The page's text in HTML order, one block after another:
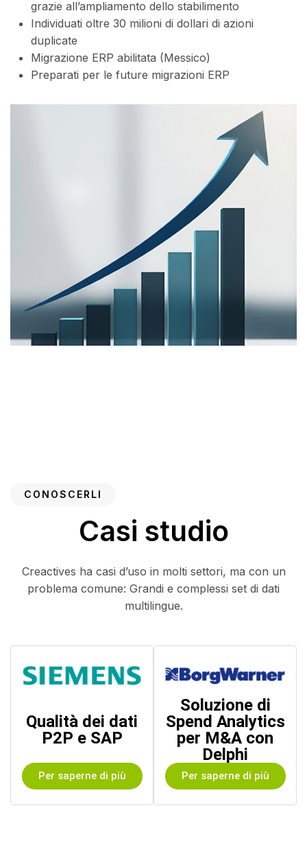
grazie all’ampliamento dello stabilimento
Individuati oltre 30 milioni di dollari di azioni
duplicate
Migrazione ERP abilitata (Messico)
Preparati per le future migrazioni ERP
CONOSCERLI
Casi studio
Creactives ha casi d’uso in molti settori, ma con un
problema comune: Grandi e complessi set di dati
multilingue.
Qualità dei dati
P2P e SAP
Per saperne di più
Soluzione di
Spend Analytics
per M&A con
Delphi
Per saperne di più